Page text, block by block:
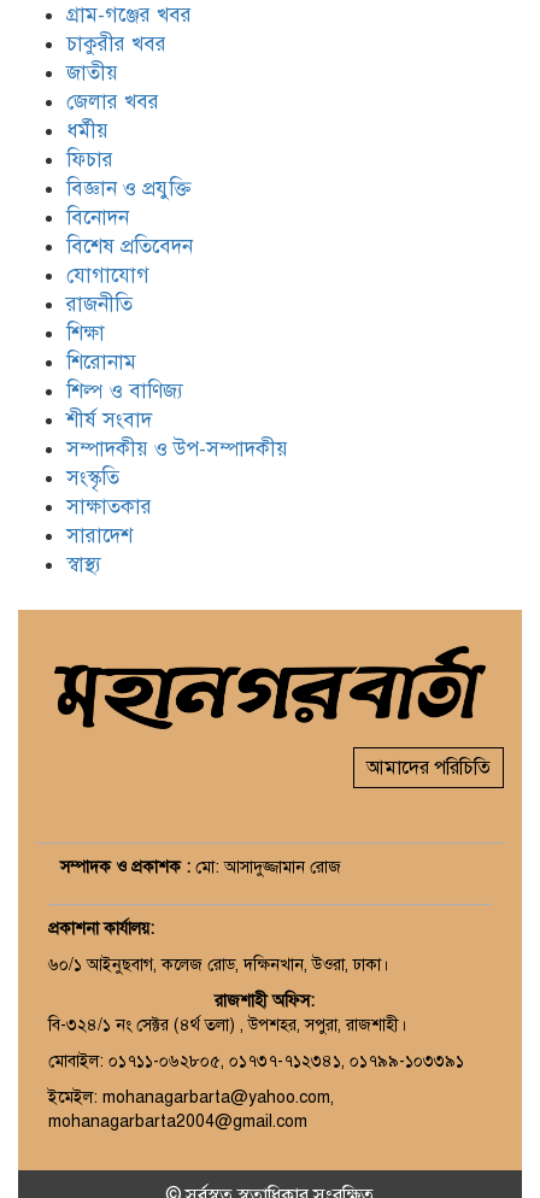
গ্রাম-গঞ্জের খবর
চাকুরীর খবর
জাতীয়
জেলার খবর
ধর্মীয়
ফিচার
বিজ্ঞান ও প্রযুক্তি
বিনোদন
বিশেষ প্রতিবেদন
যোগাযোগ
রাজনীতি
শিক্ষা
শিরোনাম
শিল্প ও বাণিজ্য
শীর্ষ সংবাদ
সম্পাদকীয় ও উপ-সম্পাদকীয়
সংস্কৃতি
সাক্ষাতকার
সারাদেশ
স্বাস্থ্য
আমাদের পরিচিতি
সম্পাদক ও প্রকাশক : মো: আসাদুজ্জামান রোজ
প্রকাশনা কার্যালয়:
৬০/১ আইনুছবাগ, কলেজ রোড, দক্ষিনখান, উওরা, ঢাকা।
রাজশাহী অফিস:
বি-৩২৪/১ নং সেক্টর (৪র্থ তলা) , উপশহর, সপুরা, রাজশাহী।
মোবাইল: ০১৭১১-০৬২৮০৫, ০১৭৩৭-৭১২৩৪১, ০১৭৯৯-১০৩৩৯১
ইমেইল: mohanagarbarta@yahoo.com,
mohanagarbarta2004@gmail.com